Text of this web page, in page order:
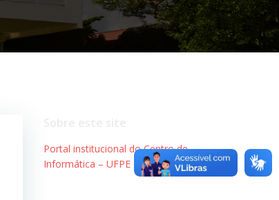
Portal institucional do Centro de
Informática – UFPE